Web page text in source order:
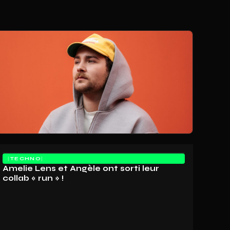
TECHNO
Amelie Lens et Angèle ont sorti leur
collab « run » !